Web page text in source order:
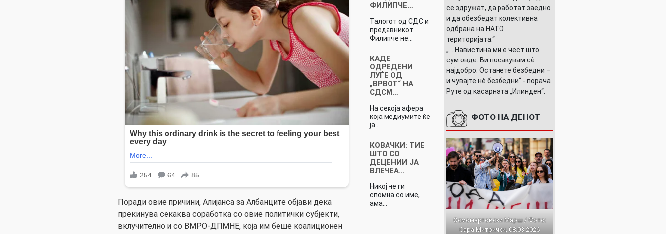
Поради овие причини, Алијанса за Албанците објави дека
прекинува секаква соработка со овие политички субјекти,
вклучително и со ВМРО-ДПМНЕ, која им беше коалиционен
ФИЛИПЧЕ…
Талогот од СДС и
предавникот
Филипче не…
КАДЕ
ОДРЕДЕНИ
ЛУЃЕ ОД
„ВРВОТ“ НА
СДСМ…
На секоја афера
која медиумите ќе
ја…
КОВАЧКИ: ТИЕ
ШТО СО
ДЕЦЕНИИ ЈА
ВЛЕЧЕА…
Никој не ги
спомна со име,
ама…
се здружат, да работат заедно
и да обезбедат колективна
одбрана на НАТО
територијата.“
„ ...Навистина ми е чест што
сум овде. Ви посакувам сè
најдобро. Останете безбедни –
и чувајте нè безбедни“ - порача
Руте од касарната „Илинден“.
ФОТО НА ДЕНОТ
Осмомартовски Марш / Фото:
Сара Митрички, 08.03.2026